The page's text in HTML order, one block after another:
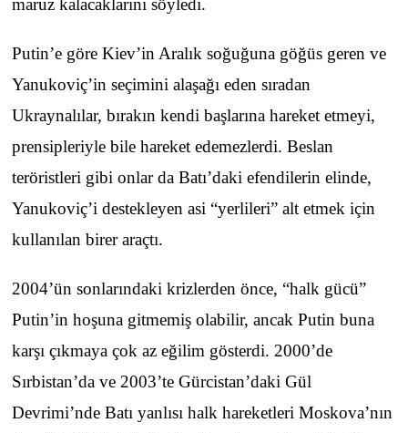
maruz kalacaklarını söyledi.
Putin’e göre Kiev’in Aralık soğuğuna göğüs geren ve
Yanukoviç’in seçimini alaşağı eden sıradan
Ukraynalılar, bırakın kendi başlarına hareket etmeyi,
prensipleriyle bile hareket edemezlerdi. Beslan
teröristleri gibi onlar da Batı’daki efendilerin elinde,
Yanukoviç’i destekleyen asi “yerlileri” alt etmek için
kullanılan birer araçtı.
2004’ün sonlarındaki krizlerden önce, “halk gücü”
Putin’in hoşuna gitmemiş olabilir, ancak Putin buna
karşı çıkmaya çok az eğilim gösterdi. 2000’de
Sırbistan’da ve 2003’te Gürcistan’daki Gül
Devrimi’nde Batı yanlısı halk hareketleri Moskova’nın